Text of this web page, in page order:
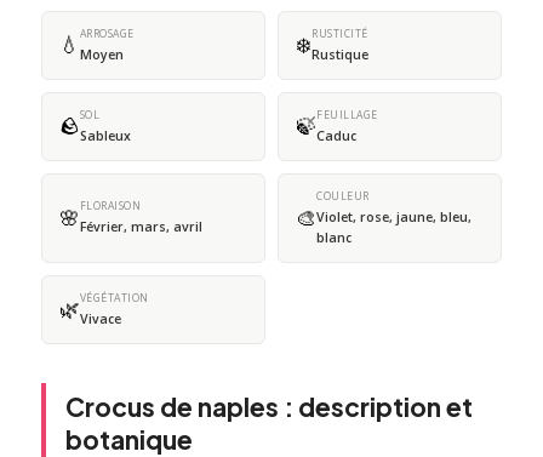
💧 ARROSAGE
Moyen ❄️RUSTICITÉ
Rustique
🪨SOL
Sableux 🍃FEUILLAGE
Caduc
🌸 FLORAISON
Février, mars, avril 🎨
COULEUR
Violet, rose, jaune, bleu,
blanc
🌿VÉGÉTATION
Vivace
Crocus de naples : description et
botanique